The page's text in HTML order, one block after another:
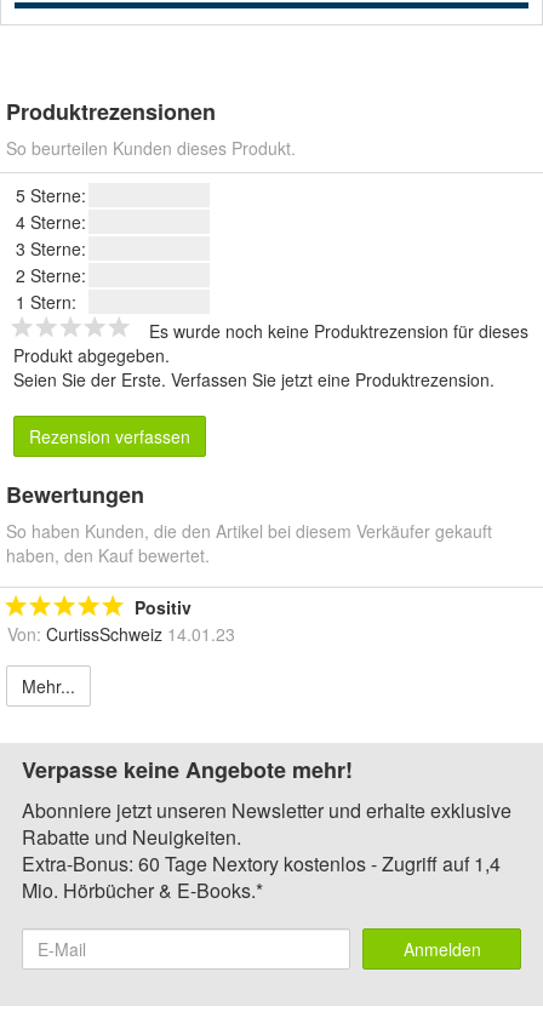
Produktrezensionen
So beurteilen Kunden dieses Produkt.
5 Sterne:
4 Sterne:
3 Sterne:
2 Sterne:
1 Stern:
Es wurde noch keine Produktrezension für dieses
Produkt abgegeben.
Seien Sie der Erste. Verfassen Sie jetzt eine Produktrezension.
Rezension verfassen
Bewertungen
So haben Kunden, die den Artikel bei diesem Verkäufer gekauft
haben, den Kauf bewertet.
Positiv
Von: CurtissSchweiz 14.01.23
Mehr...
Verpasse keine Angebote mehr!
Abonniere jetzt unseren Newsletter und erhalte exklusive
Rabatte und Neuigkeiten.
Extra-Bonus: 60 Tage Nextory kostenlos - Zugriff auf 1,4
Mio. Hörbücher & E-Books.*
Anmelden